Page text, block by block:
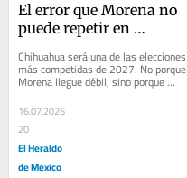
El error que Morena no
puede repetir en
Chihuahua será una de las elecciones
más competidas de 2027. No porque
Morena llegue débil, sino porque
podría repetir el error que ya le
costó...
16.07.2026
20
El Heraldo
de México